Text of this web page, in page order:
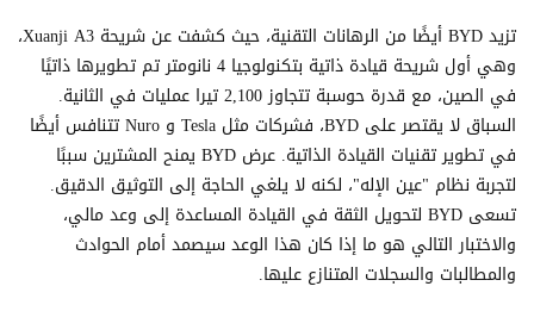
تزيد BYD أيضًا من الرهانات التقنية، حيث كشفت عن شريحة Xuanji A3،
وهي أول شريحة قيادة ذاتية بتكنولوجيا 4 نانومتر تم تطويرها ذاتيًا
في الصين، مع قدرة حوسبة تتجاوز 2,100 تيرا عمليات في الثانية.
السباق لا يقتصر على BYD، فشركات مثل Tesla و Nuro تتنافس أيضًا
في تطوير تقنيات القيادة الذاتية. عرض BYD يمنح المشترين سببًا
لتجربة نظام "عين الإله"، لكنه لا يلغي الحاجة إلى التوثيق الدقيق.
تسعى BYD لتحويل الثقة في القيادة المساعدة إلى وعد مالي،
والاختبار التالي هو ما إذا كان هذا الوعد سيصمد أمام الحوادث
والمطالبات والسجلات المتنازع عليها.